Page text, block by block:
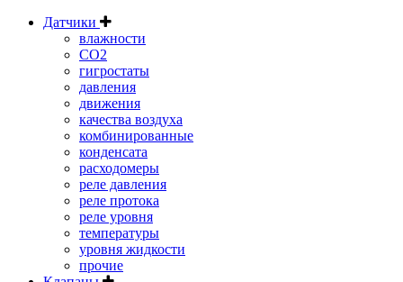
Датчики
влажности
CO2
гигростаты
давления
движения
качества воздуха
комбинированные
конденсата
расходомеры
реле давления
реле протока
реле уровня
температуры
уровня жидкости
прочие